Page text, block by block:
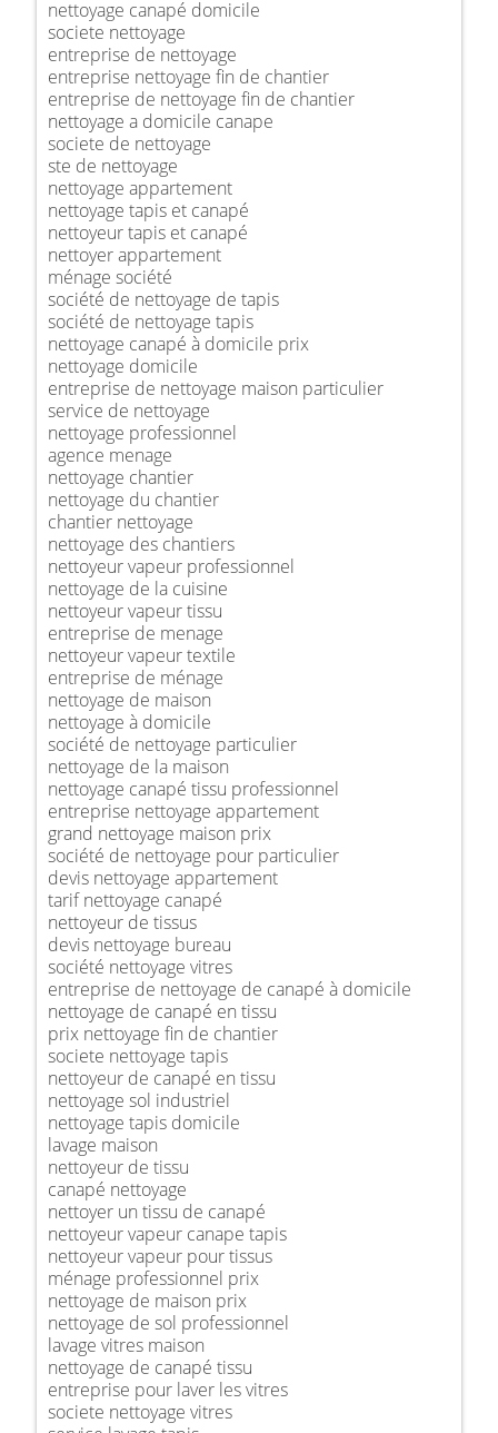
nettoyage canapé domicile
societe nettoyage
entreprise de nettoyage
entreprise nettoyage fin de chantier
entreprise de nettoyage fin de chantier
nettoyage a domicile canape
societe de nettoyage
ste de nettoyage
nettoyage appartement
nettoyage tapis et canapé
nettoyeur tapis et canapé
nettoyer appartement
ménage société
société de nettoyage de tapis
société de nettoyage tapis
nettoyage canapé à domicile prix
nettoyage domicile
entreprise de nettoyage maison particulier
service de nettoyage
nettoyage professionnel
agence menage
nettoyage chantier
nettoyage du chantier
chantier nettoyage
nettoyage des chantiers
nettoyeur vapeur professionnel
nettoyage de la cuisine
nettoyeur vapeur tissu
entreprise de menage
nettoyeur vapeur textile
entreprise de ménage
nettoyage de maison
nettoyage à domicile
société de nettoyage particulier
nettoyage de la maison
nettoyage canapé tissu professionnel
entreprise nettoyage appartement
grand nettoyage maison prix
société de nettoyage pour particulier
devis nettoyage appartement
tarif nettoyage canapé
nettoyeur de tissus
devis nettoyage bureau
société nettoyage vitres
entreprise de nettoyage de canapé à domicile
nettoyage de canapé en tissu
prix nettoyage fin de chantier
societe nettoyage tapis
nettoyeur de canapé en tissu
nettoyage sol industriel
nettoyage tapis domicile
lavage maison
nettoyeur de tissu
canapé nettoyage
nettoyer un tissu de canapé
nettoyeur vapeur canape tapis
nettoyeur vapeur pour tissus
ménage professionnel prix
nettoyage de maison prix
nettoyage de sol professionnel
lavage vitres maison
nettoyage de canapé tissu
entreprise pour laver les vitres
societe nettoyage vitres